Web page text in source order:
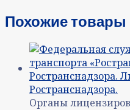
Похожие товары
Органы